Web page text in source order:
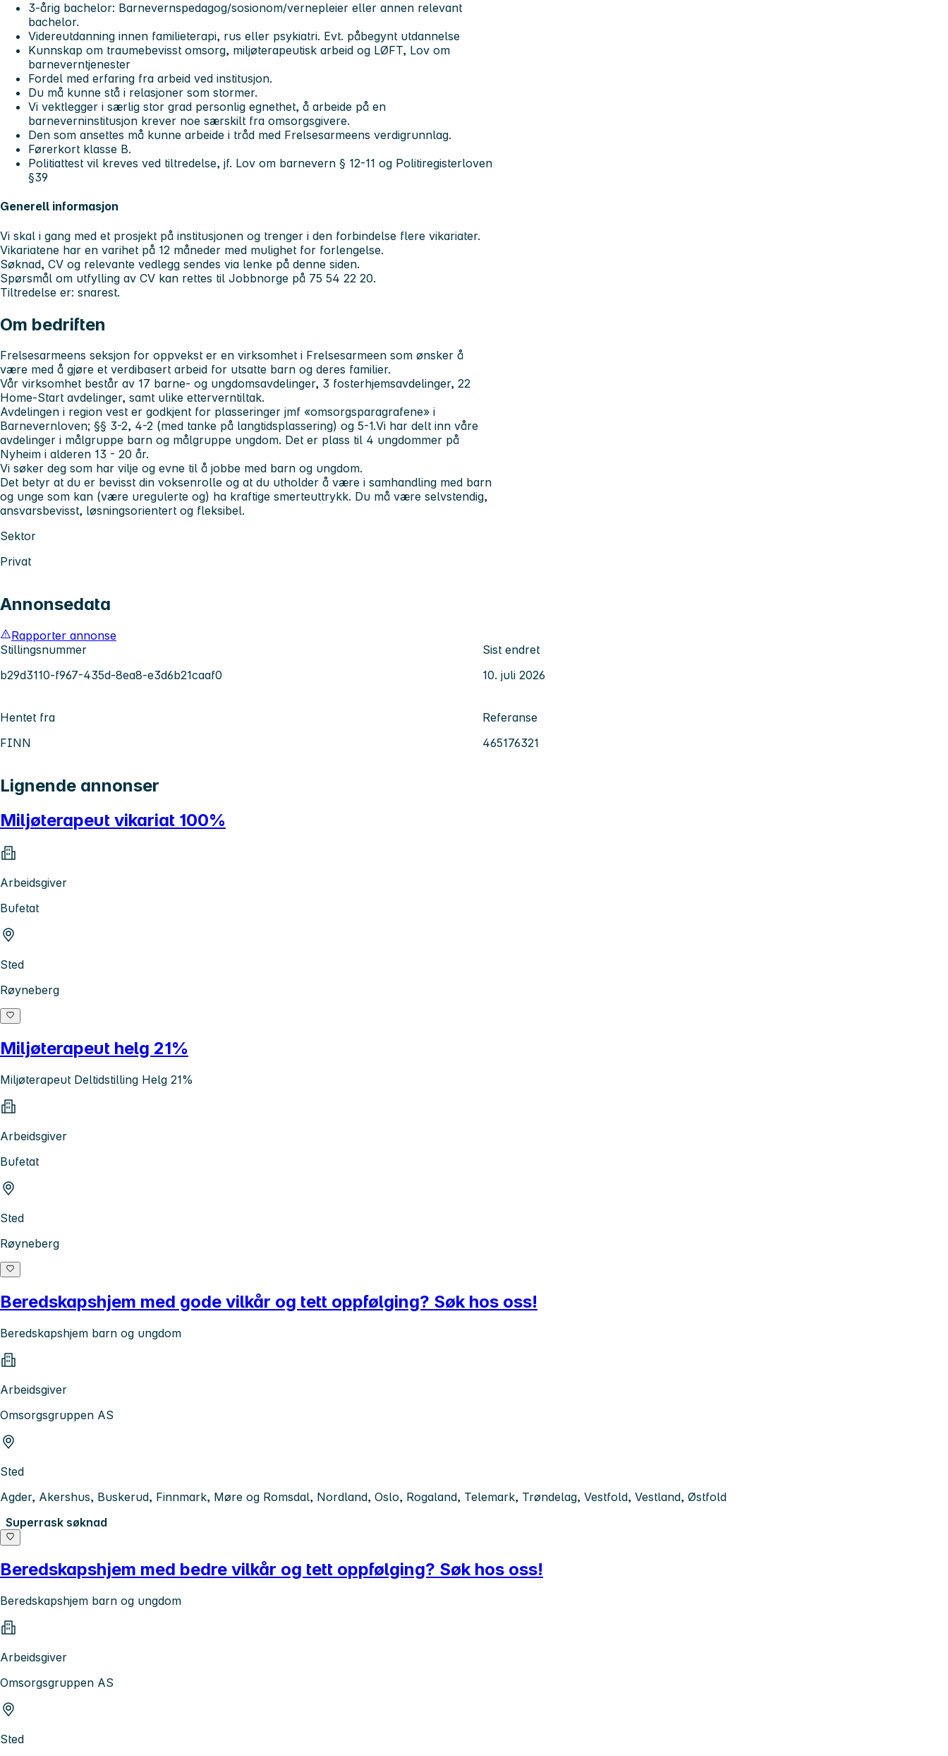
3-årig bachelor: Barnevernspedagog/sosionom/vernepleier eller annen relevant
bachelor.
Videreutdanning innen familieterapi, rus eller psykiatri. Evt. påbegynt utdannelse
Kunnskap om traumebevisst omsorg, miljøterapeutisk arbeid og LØFT, Lov om
barneverntjenester
Fordel med erfaring fra arbeid ved institusjon.
Du må kunne stå i relasjoner som stormer.
Vi vektlegger i særlig stor grad personlig egnethet, å arbeide på en
barneverninstitusjon krever noe særskilt fra omsorgsgivere.
Den som ansettes må kunne arbeide i tråd med Frelsesarmeens verdigrunnlag.
Førerkort klasse B.
Politiattest vil kreves ved tiltredelse, jf. Lov om barnevern § 12-11 og Politiregisterloven
§39
Generell informasjon
Vi skal i gang med et prosjekt på institusjonen og trenger i den forbindelse flere vikariater.
Vikariatene har en varihet på 12 måneder med mulighet for forlengelse.
Søknad, CV og relevante vedlegg sendes via lenke på denne siden.
Spørsmål om utfylling av CV kan rettes til Jobbnorge på 75 54 22 20.
Tiltredelse er: snarest.
Om bedriften
Frelsesarmeens seksjon for oppvekst er en virksomhet i Frelsesarmeen som ønsker å
være med å gjøre et verdibasert arbeid for utsatte barn og deres familier.
Vår virksomhet består av 17 barne- og ungdomsavdelinger, 3 fosterhjemsavdelinger, 22
Home-Start avdelinger, samt ulike etterverntiltak.
Avdelingen i region vest er godkjent for plasseringer jmf «omsorgsparagrafene» i
Barnevernloven; §§ 3-2, 4-2 (med tanke på langtidsplassering) og 5-1.Vi har delt inn våre
avdelinger i målgruppe barn og målgruppe ungdom. Det er plass til 4 ungdommer på
Nyheim i alderen 13 - 20 år.
Vi søker deg som har vilje og evne til å jobbe med barn og ungdom.
Det betyr at du er bevisst din voksenrolle og at du utholder å være i samhandling med barn
og unge som kan (være uregulerte og) ha kraftige smerteuttrykk. Du må være selvstendig,
ansvarsbevisst, løsningsorientert og fleksibel.
Sektor
Privat
Annonsedata
Rapporter annonse
Stillingsnummer
b29d3110-f967-435d-8ea8-e3d6b21caaf0
Sist endret
10. juli 2026
Hentet fra
FINN
Referanse
465176321
Lignende annonser
Miljøterapeut vikariat 100%
Arbeidsgiver
Bufetat
Sted
Røyneberg
Miljøterapeut helg 21%
Miljøterapeut Deltidstilling Helg 21%
Arbeidsgiver
Bufetat
Sted
Røyneberg
Beredskapshjem med gode vilkår og tett oppfølging? Søk hos oss!
Beredskapshjem barn og ungdom
Arbeidsgiver
Omsorgsgruppen AS
Sted
Agder, Akershus, Buskerud, Finnmark, Møre og Romsdal, Nordland, Oslo, Rogaland, Telemark, Trøndelag, Vestfold, Vestland, Østfold
Superrask søknad
Beredskapshjem med bedre vilkår og tett oppfølging? Søk hos oss!
Beredskapshjem barn og ungdom
Arbeidsgiver
Omsorgsgruppen AS
Sted